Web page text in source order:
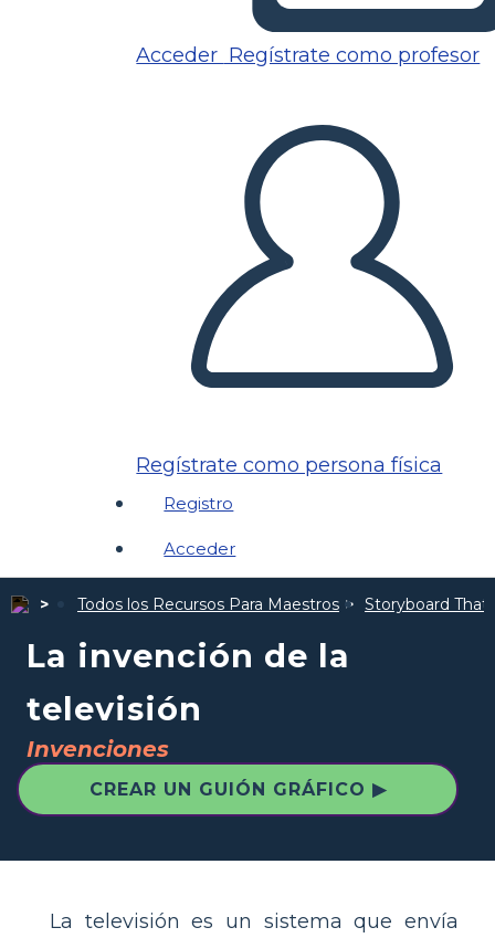
Acceder Regístrate como profesor
Regístrate como persona física
Registro
Acceder
Todos los Recursos Para Maestros Storyboard That
La invención de la
televisión
Invenciones
CREAR UN GUIÓN GRÁFICO ▶
La televisión es un sistema que envía